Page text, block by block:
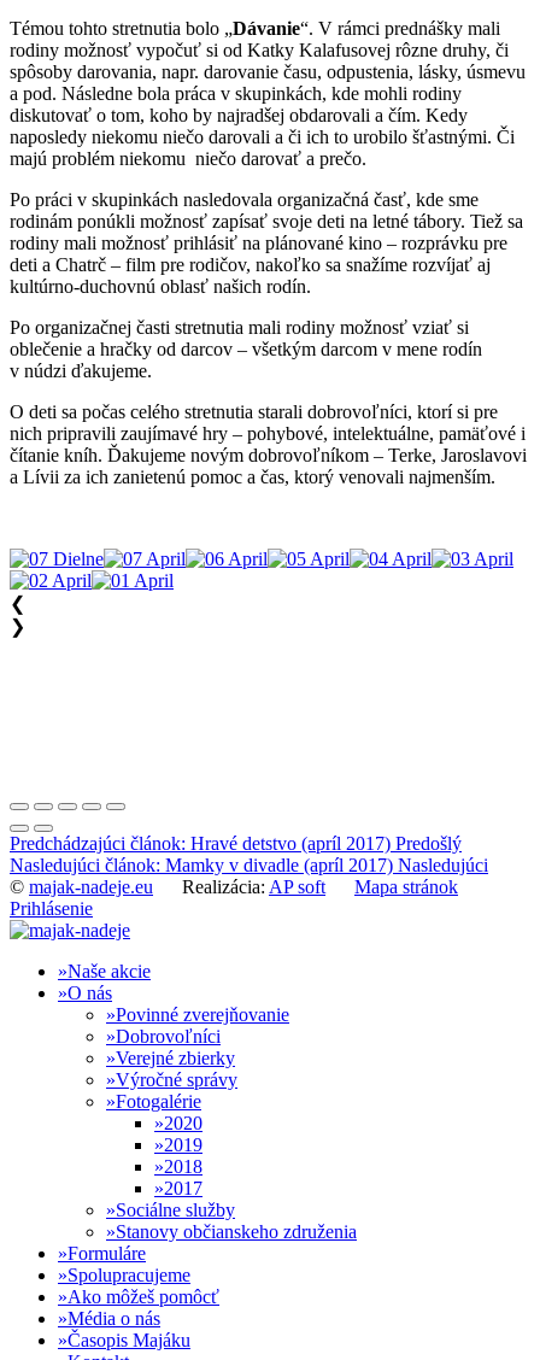
Témou tohto stretnutia bolo „Dávanie“. V rámci prednášky mali
rodiny možnosť vypočuť si od Katky Kalafusovej rôzne druhy, či
spôsoby darovania, napr. darovanie času, odpustenia, lásky, úsmevu
a pod. Následne bola práca v skupinkách, kde mohli rodiny
diskutovať o tom, koho by najradšej obdarovali a čím. Kedy
naposledy niekomu niečo darovali a či ich to urobilo šťastnými. Či
majú problém niekomu niečo darovať a prečo.
Po práci v skupinkách nasledovala organizačná časť, kde sme
rodinám ponúkli možnosť zapísať svoje deti na letné tábory. Tiež sa
rodiny mali možnosť prihlásiť na plánované kino – rozprávku pre
deti a Chatrč – film pre rodičov, nakoľko sa snažíme rozvíjať aj
kultúrno-duchovnú oblasť našich rodín.
Po organizačnej časti stretnutia mali rodiny možnosť vziať si
oblečenie a hračky od darcov – všetkým darcom v mene rodín
v núdzi ďakujeme.
O deti sa počas celého stretnutia starali dobrovoľníci, ktorí si pre
nich pripravili zaujímavé hry – pohybové, intelektuálne, pamäťové i
čítanie kníh. Ďakujeme novým dobrovoľníkom – Terke, Jaroslavovi
a Lívii za ich zanietenú pomoc a čas, ktorý venovali najmenším.
❮
❯
Predchádzajúci článok: Hravé detstvo (apríl 2017) Predošlý
Nasledujúci článok: Mamky v divadle (apríl 2017) Nasledujúci
© majak-nadeje.eu Realizácia: AP soft
Mapa stránok
Prihlásenie
Naše akcie
O nás
Povinné zverejňovanie
Dobrovoľníci
Verejné zbierky
Výročné správy
Fotogalérie
2020
2019
2018
2017
Sociálne služby
Stanovy občianskeho združenia
Formuláre
Spolupracujeme
Ako môžeš pomôcť
Média o nás
Časopis Majáku